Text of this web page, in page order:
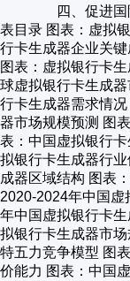
四、促进国际
表目录 图表：虚拟
行卡生成器企业关
图表：虚拟银行卡
球虚拟银行卡生成
行卡生成器需求情
器市场规模预测 图
表：中国虚拟银行
拟银行卡生成器行
成器区域结构 图表
2020-2024年中国
年中国虚拟银行卡
拟银行卡生成器市
特五力竞争模型 图
价能力 图表：中国